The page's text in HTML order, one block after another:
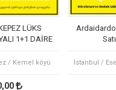
LÜKS
1+1 DAİRE
/ Kemel köyü
Ardaidardo
İstanbul /